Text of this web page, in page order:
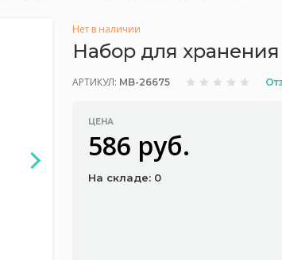
Нет в наличии
Набор для
АРТИКУЛ: MB-26675
ЦЕНА
586 руб.
На складе: 0